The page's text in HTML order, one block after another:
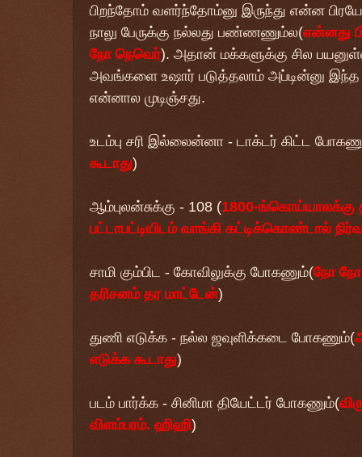
பிறந்தோம் வளர்ந்தோம்னு இருந்து என்ன
நாலு பேருக்கு நல்லது பண்ணணும்ல(என்னது
நோ நெவெர்). அதான் மக்களுக்கு சில
அவங்களை உஷார் படுத்தலாம் அப்டின்னு இந்த
என்னால முடிஞ்சது.
உடம்பு சரி இல்லைன்னா - டாக்டர் கிட்ட
கூடாது)
ஆம்புலன்சுக்கு - 108 (1800-ங்கொய்யாலக்கு
பட்டாபட்டியிடம் வாங்கி கட்டிக்கொண்டால்
சாமி கும்பிட - கோவிலுக்கு போகணும்(நோ நோ
தரிசனம் தர மாட்டேன்)
துணி எடுக்க - நல்ல ஜவுளிக்கடை போகணும்(
எடுக்க கூடாது)
படம் பார்க்க - சினிமா தியேட்டர் போகணும்(
விளம்பரம். ஹிஹி)